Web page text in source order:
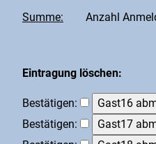
Summe: Anzahl
Eintragung löschen:
Bestätigen:
Bestätigen: